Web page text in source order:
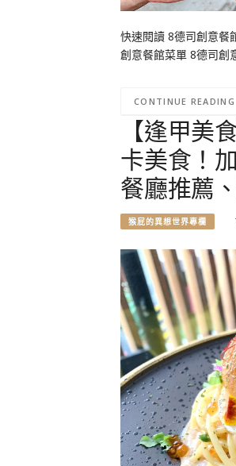
快速閱讀 8德司創意餐
創意餐館菜單 8德司創
CONTINUE READING
【逢甲
卡美食！
餐廳推薦
猴屁的異想世界專欄